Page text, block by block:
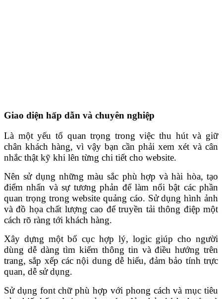
Giao diện hấp dẫn và chuyên nghiệp
Là một yếu tố quan trọng trong việc thu hút và giữ
chân khách hàng, vì vậy bạn cần phải xem xét và cân
nhắc thật kỹ khi lên từng chi tiết cho website.
Nên sử dụng những màu sắc phù hợp và hài hòa, tạo
điểm nhấn và sự tương phản để làm nổi bật các phần
quan trọng trong website quảng cáo. Sử dụng hình ảnh
và đồ họa chất lượng cao để truyền tải thông điệp một
cách rõ ràng tới khách hàng.
Xây dựng một bố cục hợp lý, logic giúp cho người
dùng dễ dàng tìm kiếm thông tin và điều hướng trên
trang, sắp xếp các nội dung dễ hiểu, đảm bảo tính trực
quan, dễ sử dụng.
Sử dụng font chữ phù hợp với phong cách và mục tiêu